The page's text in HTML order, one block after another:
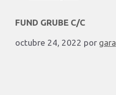
FUND GRUBE C/C
octubre 24, 2022 por gara